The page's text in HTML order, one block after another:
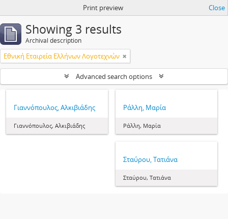
Print preview Close
Showing 3 results
Archival description
Εθνική Εταιρεία Ελλήνων Λογοτεχνών
Advanced search options
Γιαννόπουλος, Αλκιβιάδης
Γιαννόπουλος, Αλκιβιάδης
Ράλλη, Μαρία
Ράλλη, Μαρία
Σταύρου, Τατιάνα
Σταύρου, Τατιάνα